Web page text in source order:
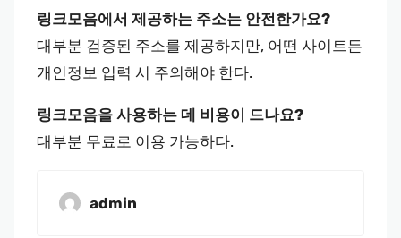
링크모음에서 제공하는 주소는 안전한가요?
대부분 검증된 주소를 제공하지만, 어떤 사이트든
개인정보 입력 시 주의해야 한다.
링크모음을 사용하는 데 비용이 드나요?
대부분 무료로 이용 가능하다.
admin